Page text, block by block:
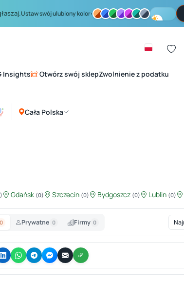
Ustaw swój ulubiony kolor:
Insights Otwórz swój sklepZwolnienie z podatku
Cała Polska
Gdańsk (0) Szczecin (0) Bydgoszcz (0) Lublin (0)
0 Prywatne 0 Firmy 0